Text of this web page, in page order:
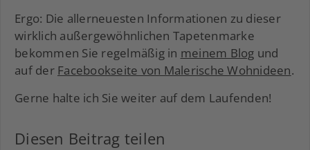
Ergo: Die allerneuesten Informationen zu dieser
wirklich außergewöhnlichen Tapetenmarke
bekommen Sie regelmäßig in meinem Blog und
auf der Facebookseite von Malerische Wohnideen.
Gerne halte ich Sie weiter auf dem Laufenden!
Diesen Beitrag teilen